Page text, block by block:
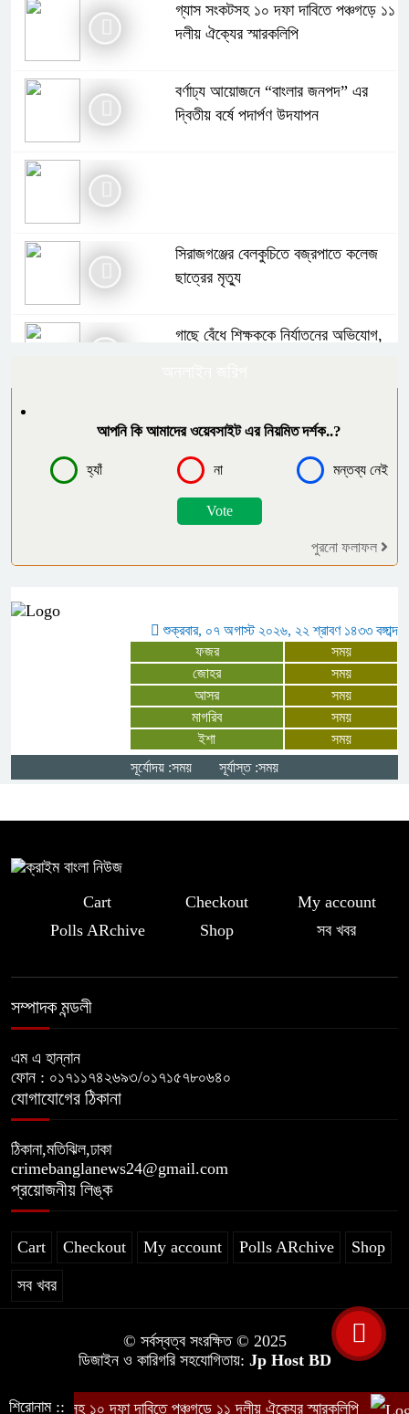
গ্যাস সংকটসহ ১০ দফা দাবিতে পঞ্চগড়ে ১১
দলীয় ঐক্যের স্মারকলিপি
বর্ণাঢ্য আয়োজনে “বাংলার জনপদ” এর
দ্বিতীয় বর্ষে পদার্পণ উদযাপন
সিরাজগঞ্জের বেলকুচিতে বজ্রপাতে কলেজ
ছাত্রের মৃত্যু
গাছে বেঁধে শিক্ষককে নির্যাতনের অভিযোগ,
সংঘবদ্ধ ধর্ষণ ৫ কিশোরের বিরুদ্ধে মামলা,
আটক-৩
গাইবান্ধায় বৃষ্টিকে উপেক্ষা করে যথাযোগ্য
“জুলাই সনদের প্রত্যেকটি অক্ষর বাস্তবায়ন
করবে সরকার” – প্রতিমন্ত্রী ফরহাদ হোসেন
আজাদ
চার বিয়ের দাবির মধ্যেই আরেক নারীর ঘরে
আপনি কি আমাদের ওয়েবসাইট এর নিয়মিত দর্শক..?
হ্যাঁ না মন্তব্য নেই
পুরনো ফলাফল
শুক্রবার, ০৭ অগাস্ট ২০২৬, ২২ শ্রাবণ ১৪৩৩ বঙ্গাব্দ
ফজর
সময়
জোহর
সময়
আসর
সময়
মাগরিব
সময়
ইশা
সময়
সূর্যোদয় :সময়
সূর্যাস্ত :সময়
Cart Checkout
My account
Polls ARchive
Shop সব খবর
সম্পাদক মন্ডলী
এম এ হান্নান
ফোন : ০১৭১১৭৪২৬৯৩/০১৭১৫৭৮০৬৪০
যোগাযোগের ঠিকানা
ঠিকানা,মতিঝিল,ঢাকা
crimebanglanews24@gmail.com
প্রয়োজনীয় লিঙ্ক
Cart Checkout My account Polls ARchive Shop
সব খবর
© সর্বস্বত্ব সংরক্ষিত © 2025
ডিজাইন ও কারিগরি সহযোগিতায়: Jp Host BD
শিরোনাম ::
সংকটসহ ১০ দফা দাবিতে পঞ্চগড়ে ১১ দলীয় ঐক্যের স্মারকলিপি